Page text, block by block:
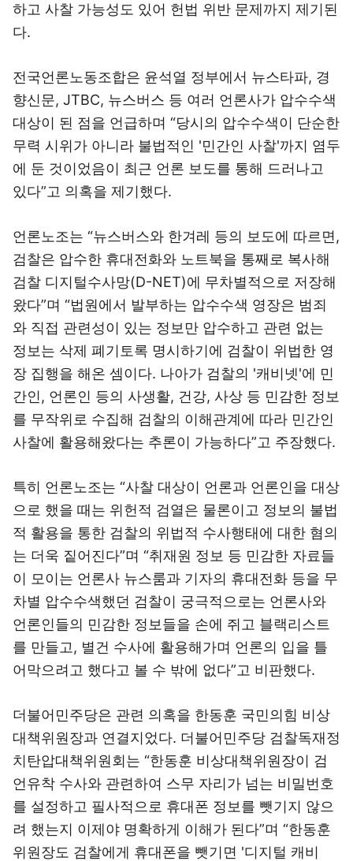
하고 사찰 가능성도 있어 헌법 위반 문제까지 제기된
다.
전국언론노동조합은 윤석열 정부에서 뉴스타파, 경
향신문, JTBC, 뉴스버스 등 여러 언론사가 압수수색
대상이 된 점을 언급하며 “당시의 압수수색이 단순한
무력 시위가 아니라 불법적인 '민간인 사찰'까지 염두
에 둔 것이었음이 최근 언론 보도를 통해 드러나고
있다”고 의혹을 제기했다.
언론노조는 “뉴스버스와 한겨레 등의 보도에 따르면,
검찰은 압수한 휴대전화와 노트북을 통째로 복사해
검찰 디지털수사망(D-NET)에 무차별적으로 저장해
왔다”며 “법원에서 발부하는 압수수색 영장은 범죄
와 직접 관련성이 있는 정보만 압수하고 관련 없는
정보는 삭제 폐기토록 명시하기에 검찰이 위법한 영
장 집행을 해온 셈이다. 나아가 검찰의 '캐비넷'에 민
간인, 언론인 등의 사생활, 건강, 사상 등 민감한 정보
를 무작위로 수집해 검찰의 이해관계에 따라 민간인
사찰에 활용해왔다는 추론이 가능하다”고 주장했다.
특히 언론노조는 “사찰 대상이 언론과 언론인을 대상
으로 했을 때는 위헌적 검열은 물론이고 정보의 불법
적 활용을 통한 검찰의 위법적 수사행태에 대한 혐의
는 더욱 짙어진다”며 “취재원 정보 등 민감한 자료들
이 모이는 언론사 뉴스룸과 기자의 휴대전화 등을 무
차별 압수수색했던 검찰이 궁극적으로는 언론사와
언론인들의 민감한 정보들을 손에 쥐고 블랙리스트
를 만들고, 별건 수사에 활용해가며 언론의 입을 틀
어막으려고 했다고 볼 수 밖에 없다”고 비판했다.
더불어민주당은 관련 의혹을 한동훈 국민의힘 비상
대책위원장과 연결지었다. 더불어민주당 검찰독재정
치탄압대책위원회는 “한동훈 비상대책위원장이 검
언유착 수사와 관련하여 스무 자리가 넘는 비밀번호
를 설정하고 필사적으로 휴대폰 정보를 뺏기지 않으
려 했는지 이제야 명확하게 이해가 된다”며 “한동훈
위원장도 검찰에게 휴대폰을 뺏기면 '디지털 캐비